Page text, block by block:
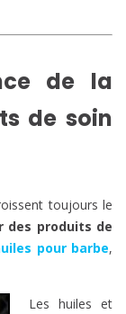
de la
de soin
toujours le
des produits de
pour barbe,
Les huiles et